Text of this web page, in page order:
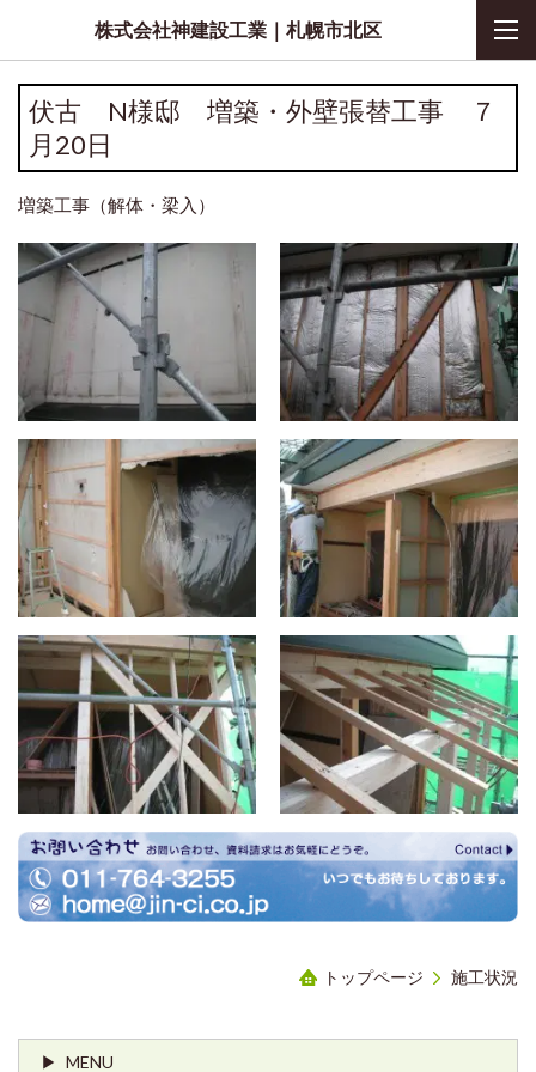
株式会社神建設工業｜札幌市北区
伏古 N様邸 増築・外壁張替工事 ７
月20日
増築工事（解体・梁入）
トップページ 施工状況
MENU